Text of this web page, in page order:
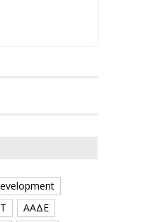
ΑΑΔΕ